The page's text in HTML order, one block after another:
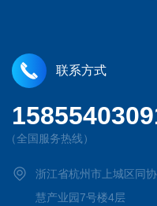
联系方式
（全国服务热线）
浙江省杭州市上城区同
慧产业园7号楼4层